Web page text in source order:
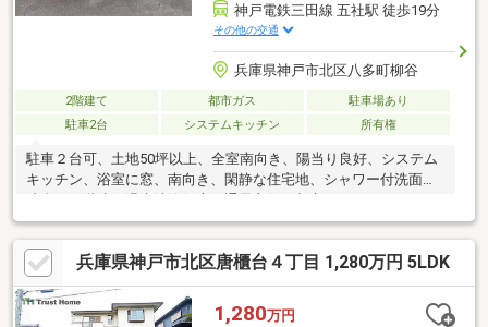
神戸電鉄三田線 五社駅 徒歩19分
その他の交通
兵庫県神戸市北区八多町柳谷
2階建て 都市ガス
駐車場あり
駐車2台
システムキッチン 所有権
駐車２台可、土地50坪以上、全室南向き、陽当り良好、システム
キッチン、浴室に窓、南向き、閑静な住宅地、シャワー付洗面化
兵庫県神戸市北区唐櫃台４丁目 1,280万円 5LDK
1,280万円